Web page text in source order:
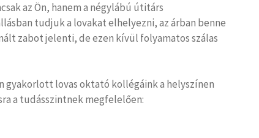
az Ön, hanem a négylábú útitárs
tudjuk a lovakat elhelyezni, az árban benne
zabot jelenti, de ezen kívül folyamatos szálas
gyakorlott lovas oktató kollégáink a helyszínen
a tudásszintnek megfelelően: